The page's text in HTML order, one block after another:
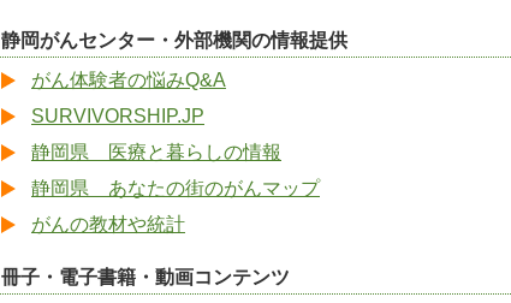
静岡がんセンター・外部機関の情報提供
がん体験者の悩みQ&A
SURVIVORSHIP.JP
静岡県 医療と暮らしの情報
静岡県 あなたの街のがんマップ
がんの教材や統計
冊子・電子書籍・動画コンテンツ